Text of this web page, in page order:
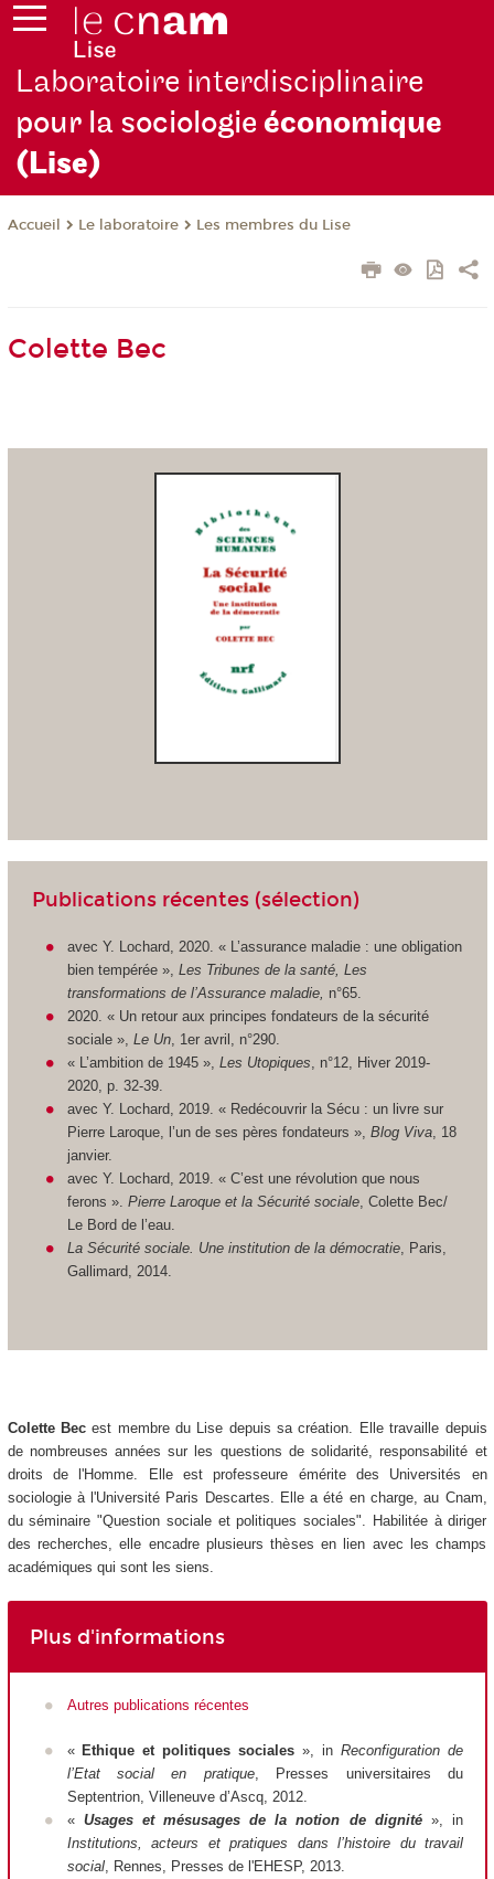
Laboratoire interdisciplinaire
pour la sociologieéconomique
(Lise)
Accueil Le laboratoire Les membres du Lise
Colette Bec
Publications récentes (sélection)
avec Y. Lochard, 2020. « L’assurance maladie : une obligation
bien tempérée »,Les Tribunes de la santé, Les
transformations de l’Assurance maladie, n°65.
2020. « Un retour aux principes fondateurs de la sécurité
sociale »,Le Un, 1er avril, n°290.
« L’ambition de 1945 », Les Utopiques, n°12, Hiver 2019-
2020, p. 32-39.
avec Y. Lochard, 2019. « Redécouvrir la Sécu : un livre sur
Pierre Laroque, l’un de ses pères fondateurs »,Blog Viva, 18
janvier.
avec Y. Lochard, 2019. « C’est une révolution que nous
ferons ».Pierre Laroque et la Sécurité sociale, Colette Bec/
Le Bord de l’eau.
La Sécurité sociale. Une institution de la démocratie, Paris,
Gallimard, 2014.
Colette Becest membre du Lise depuis sa création. Elle travaille depuis
de nombreuses années sur les questions de solidarité, responsabilité et
droits de l'Homme. Elle est professeure émérite des Universités en
sociologie à l'Université Paris Descartes. Elle a été en charge, au Cnam,
du séminaire "Question sociale et politiques sociales". Habilitée à diriger
des recherches, elle encadre plusieurs thèses en lien avec les champs
académiques qui sont les siens.
Plus d'informations
Autres publications récentes
«Ethique et politiques sociales », inReconfiguration de
l’Etat social en pratique, Presses universitaires du
Septentrion, Villeneuve d’Ascq, 2012.
« Usages et mésusages de la notion de dignité», in
Institutions, acteurs et pratiques dans l’histoire du travail
social, Rennes, Presses de l'EHESP, 2013.